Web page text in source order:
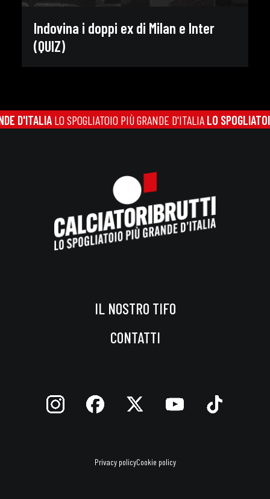
Indovina i doppi ex di Milan e Inter
(QUIZ)
LO SPOGLIATOIO PIÙ GRANDE D'ITALIALO SPOGLIATOIO PIÙ
IL NOSTRO TIFO
CONTATTI
Privacy policyCookie policy